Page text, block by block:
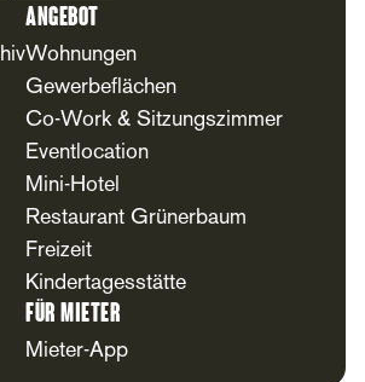
Angebot
Wohnungen
Gewerbeflächen
Co-Work & Sitzungszimmer
Eventlocation
Mini-Hotel
Restaurant Grünerbaum
Freizeit
Kindertagesstätte
Für Mieter
Mieter-App